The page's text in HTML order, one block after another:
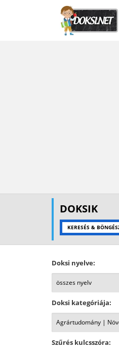
DOKSIK
KERESÉS &
Doksi nyelve:
Doksi kategóriája:
Szűrés kulcsszóra: